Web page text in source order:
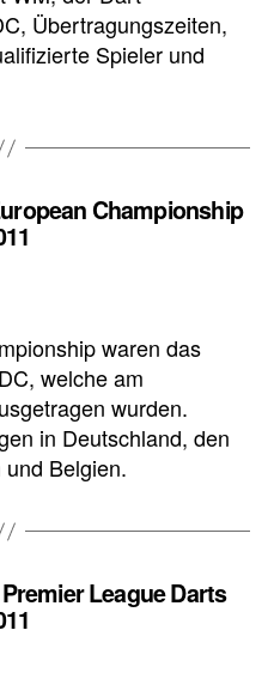
Übertragungszeiten,
Spieler und
Championship
waren das
welche am
wurden.
in Deutschland, den
Belgien.
League Darts